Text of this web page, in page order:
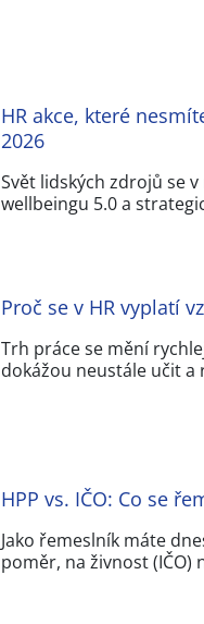
HR akce, které
2026
Svět lidských zdrojů se
wellbeingu 5.0 a
Proč se v HR vyplatí
Trh práce se mění
dokážou neustále učit
HPP vs. IČO: Co se
Jako řemeslník máte
poměr, na živnost